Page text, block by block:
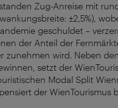
Zug-Anreise mit
±2,5%),
geschuldet –
der Anteil der
zunehmen wird. Neben
setzt der
Modal Split
der WienTourismus